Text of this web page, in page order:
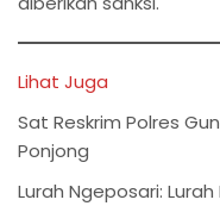
Lihat Juga
Sat Reskrim Polres
Ponjong
Lurah Ngeposari: